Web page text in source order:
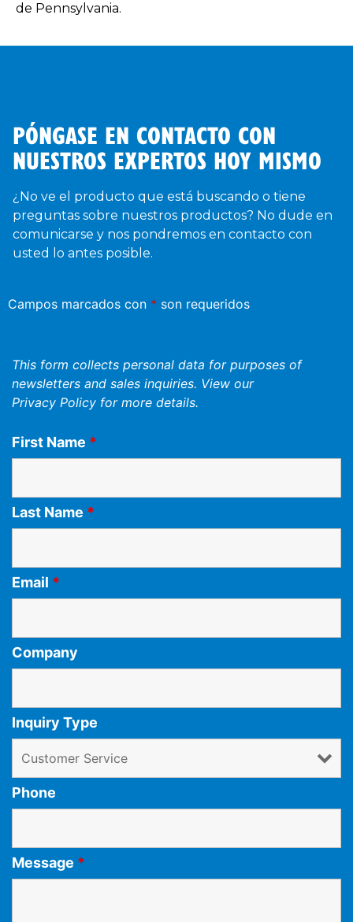
de Pennsylvania.
PÓNGASE EN CONTACTO CON
NUESTROS EXPERTOS HOY MISMO
¿No ve el producto que está buscando o tiene
preguntas sobre nuestros productos? No dude en
comunicarse y nos pondremos en contacto con
usted lo antes posible.
Campos marcados con * son requeridos
This form collects personal data for purposes of
newsletters and sales inquiries. View our
Privacy Policy for more details.
First Name *
Last Name *
Email *
Company
Inquiry Type
Phone
Message *